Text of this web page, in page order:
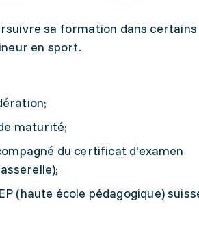
sa formation dans certains
en sport.
maturité;
du certificat d'examen
(haute école pédagogique)